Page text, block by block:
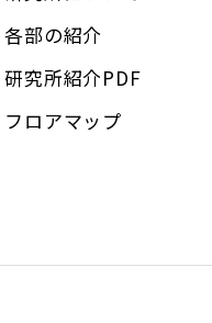
各部の紹介
研究所紹介PDF
フロアマップ